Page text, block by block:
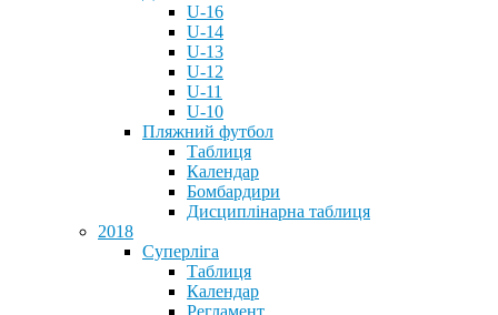
U-16
U-14
U-13
U-12
U-11
U-10
Пляжний футбол
Таблиця
Календар
Бомбардири
Дисциплінарна таблиця
2018
Суперліга
Таблиця
Календар
Регламент